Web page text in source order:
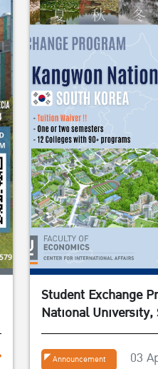
Student Exchange
National University,
Announcement 03